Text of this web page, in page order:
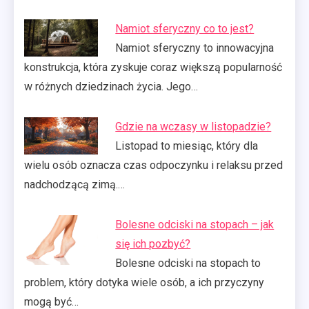
Namiot sferyczny co to jest?
Namiot sferyczny to innowacyjna
konstrukcja, która zyskuje coraz większą popularność
w różnych dziedzinach życia. Jego…
Gdzie na wczasy w listopadzie?
Listopad to miesiąc, który dla
wielu osób oznacza czas odpoczynku i relaksu przed
nadchodzącą zimą.…
Bolesne odciski na stopach – jak
się ich pozbyć?
Bolesne odciski na stopach to
problem, który dotyka wiele osób, a ich przyczyny
mogą być…